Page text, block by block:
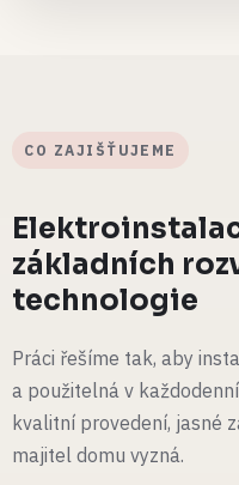
CO ZAJIŠŤUJEME
základních
technologie
Práci řešíme tak, aby
a použitelná v
kvalitní provedení, jasné
majitel domu vyzná.